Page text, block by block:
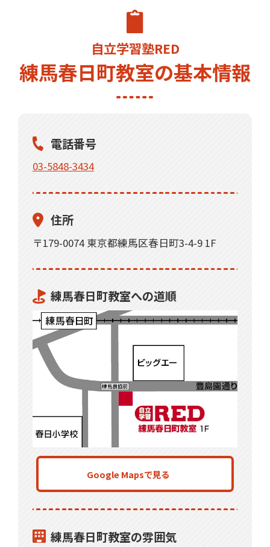
自立学習塾RED
練馬春日町教室の基本情報
電話番号
03-5848-3434
住所
〒179-0074 東京都練馬区春日町3-4-9 1F
練馬春日町教室への道順
Google Mapsで見る
練馬春日町教室の雰囲気